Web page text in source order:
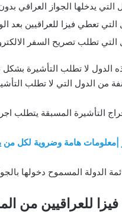
التي يدخلها الجواز العراقي
التي تعطي فيزا للعراقيين بعد
التي تطلب تصريح السفر
الدول لا تطلب التأشيرة
من الدول التي لا تطلب
التأشيرة المسبقة يتطلب
هامة وضروية لكل من
الدولة المسموح دخولها
للعراقيين من